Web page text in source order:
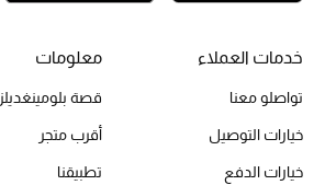
مستحضرات الاستحمام والعناية بالجسم
الصحة والعافية
خدمات العملاء
تواصلو معنا
خيارات التوصيل
خيارات الدفع
معلومات
قصة بلومينغديلز
أقرب متجر
تطبيقنا